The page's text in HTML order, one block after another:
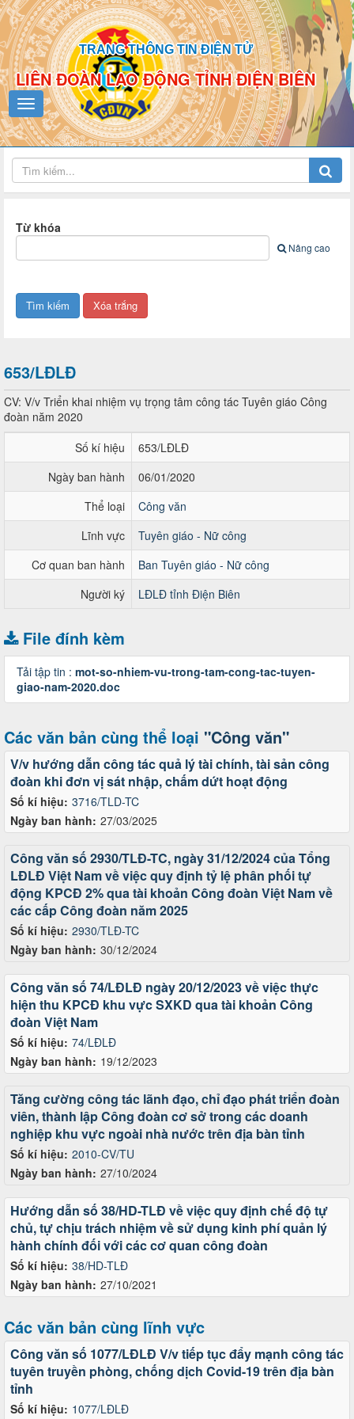
TRANG THÔNG TIN ĐIỆN TỬ
LIÊN ĐOÀN LAO ĐỘNG TỈNH ĐIỆN BIÊN
Từ khóa
Nâng cao
653/LĐLĐ
CV: V/v Triển khai nhiệm vụ trọng tâm công tác Tuyên giáo Công
đoàn năm 2020
Số kí hiệu
653/LĐLĐ
Ngày ban hành
06/01/2020
Thể loại
Công văn
Lĩnh vực
Tuyên giáo - Nữ công
Cơ quan ban hành
Ban Tuyên giáo - Nữ công
Người ký
LĐLĐ tỉnh Điện Biên
File đính kèm
Tải tập tin : mot-so-nhiem-vu-trong-tam-cong-tac-tuyen-
giao-nam-2020.doc
Các văn bản cùng thể loại "Công văn"
Số kí hiệu: 3716/TLD-TC
Ngày ban hành: 27/03/2025
V/v hướng dẫn công tác quả lý tài chính, tài sản công
đoàn khi đơn vị sát nhập, chấm dứt hoạt động
Số kí hiệu: 2930/TLĐ-TC
Ngày ban hành: 30/12/2024
Công văn số 2930/TLĐ-TC, ngày 31/12/2024 của Tổng
LĐLĐ Việt Nam về việc quy định tỷ lệ phân phối tự
động KPCĐ 2% qua tài khoản Công đoàn Việt Nam về
các cấp Công đoàn năm 2025
Số kí hiệu: 74/LĐLĐ
Ngày ban hành: 19/12/2023
Công văn số 74/LĐLĐ ngày 20/12/2023 về việc thực
hiện thu KPCĐ khu vực SXKD qua tài khoản Công
đoàn Việt Nam
Số kí hiệu: 2010-CV/TU
Ngày ban hành: 27/10/2024
Tăng cường công tác lãnh đạo, chỉ đạo phát triển đoàn
viên, thành lập Công đoàn cơ sở trong các doanh
nghiệp khu vực ngoài nhà nước trên địa bàn tỉnh
Số kí hiệu: 38/HD-TLĐ
Ngày ban hành: 27/10/2021
Hướng dẫn số 38/HD-TLĐ về việc quy định chế độ tự
chủ, tự chịu trách nhiệm về sử dụng kinh phí quản lý
hành chính đối với các cơ quan công đoàn
Các văn bản cùng lĩnh vực
Số kí hiệu: 1077/LĐLĐ
Công văn số 1077/LĐLĐ V/v tiếp tục đẩy mạnh công tác
tuyên truyền phòng, chống dịch Covid-19 trên địa bàn
tỉnh